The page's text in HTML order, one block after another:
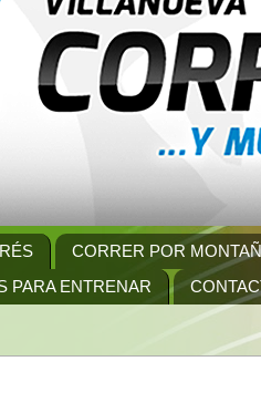
CORRER POR
PARA ENTRENAR